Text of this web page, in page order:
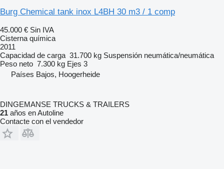
Burg Chemical tank inox L4BH 30 m3 / 1 comp
45.000 € Sin IVA
Cisterna química
2011
Capacidad de carga 31.700 kg Suspensión neumática/neumática
Peso neto 7.300 kg Ejes 3
Países Bajos, Hoogerheide
DINGEMANSE TRUCKS & TRAILERS
21 años en Autoline
Contacte con el vendedor